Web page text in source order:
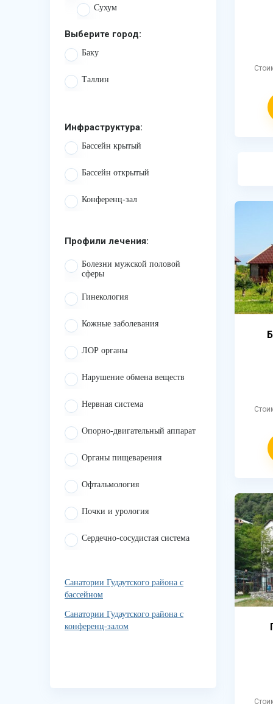
Сухум
Выберите город:
Баку
Таллин
Инфраструктура:
Бассейн крытый
Бассейн открытый
Конференц-зал
Профили лечения:
Болезни мужской половой
сферы
Гинекология
Кожные заболевания
ЛОР органы
Нарушение обмена веществ
Нервная система
Опорно-двигательный аппарат
Органы пищеварения
Офтальмология
Почки и урология
Сердечно-сосудистая система
Санатории Гудаутского района с
бассейном
Санатории Гудаутского района с
конференц-залом